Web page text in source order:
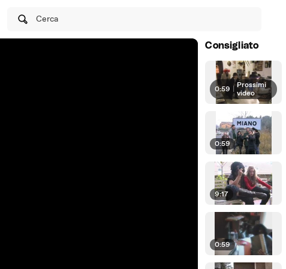
Cerca
Consigliato
0:59
Prossimi
video
0:59
9:17
0:59